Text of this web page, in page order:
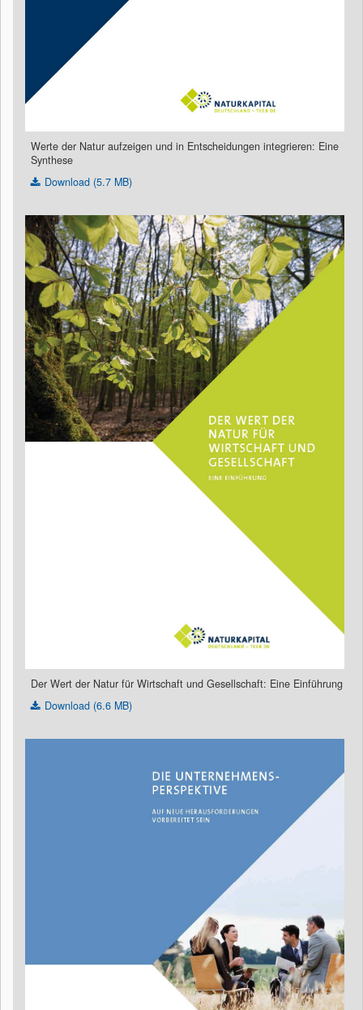
Werte der Natur aufzeigen und in Entscheidungen integrieren: Eine
Synthese
Download (5.7 MB)
Der Wert der Natur für Wirtschaft und Gesellschaft: Eine Einführung
Download (6.6 MB)